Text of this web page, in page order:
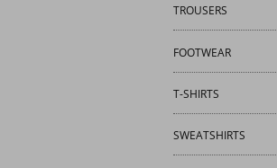
TROUSERS
FOOTWEAR
T-SHIRTS
SWEATSHIRTS